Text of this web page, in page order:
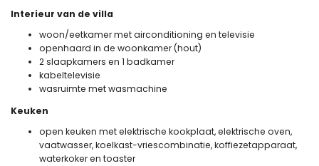
Interieur van de villa
woon/eetkamer met airconditioning en televisie
openhaard in de woonkamer (hout)
2 slaapkamers en 1 badkamer
kabeltelevisie
wasruimte met wasmachine
Keuken
open keuken met elektrische kookplaat, elektrische oven,
vaatwasser, koelkast-vriescombinatie, koffiezetapparaat,
waterkoker en toaster